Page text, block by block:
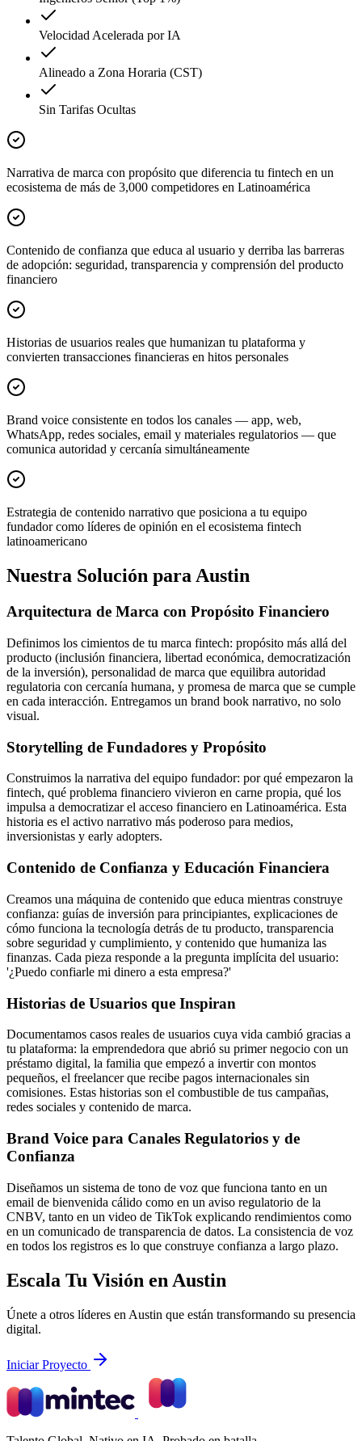
Velocidad Acelerada por IA
Alineado a Zona Horaria (CST)
Sin Tarifas Ocultas
Narrativa de marca con propósito que diferencia tu fintech en un
ecosistema de más de 3,000 competidores en Latinoamérica
Contenido de confianza que educa al usuario y derriba las barreras
de adopción: seguridad, transparencia y comprensión del producto
financiero
Historias de usuarios reales que humanizan tu plataforma y
convierten transacciones financieras en hitos personales
Brand voice consistente en todos los canales — app, web,
WhatsApp, redes sociales, email y materiales regulatorios — que
comunica autoridad y cercanía simultáneamente
Estrategia de contenido narrativo que posiciona a tu equipo
fundador como líderes de opinión en el ecosistema fintech
latinoamericano
Nuestra Solución para Austin
Arquitectura de Marca con Propósito Financiero
Definimos los cimientos de tu marca fintech: propósito más allá del
producto (inclusión financiera, libertad económica, democratización
de la inversión), personalidad de marca que equilibra autoridad
regulatoria con cercanía humana, y promesa de marca que se cumple
en cada interacción. Entregamos un brand book narrativo, no solo
visual.
Storytelling de Fundadores y Propósito
Construimos la narrativa del equipo fundador: por qué empezaron la
fintech, qué problema financiero vivieron en carne propia, qué los
impulsa a democratizar el acceso financiero en Latinoamérica. Esta
historia es el activo narrativo más poderoso para medios,
inversionistas y early adopters.
Contenido de Confianza y Educación Financiera
Creamos una máquina de contenido que educa mientras construye
confianza: guías de inversión para principiantes, explicaciones de
cómo funciona la tecnología detrás de tu producto, transparencia
sobre seguridad y cumplimiento, y contenido que humaniza las
finanzas. Cada pieza responde a la pregunta implícita del usuario:
'¿Puedo confiarle mi dinero a esta empresa?'
Historias de Usuarios que Inspiran
Documentamos casos reales de usuarios cuya vida cambió gracias a
tu plataforma: la emprendedora que abrió su primer negocio con un
préstamo digital, la familia que empezó a invertir con montos
pequeños, el freelancer que recibe pagos internacionales sin
comisiones. Estas historias son el combustible de tus campañas,
redes sociales y contenido de marca.
Brand Voice para Canales Regulatorios y de
Confianza
Diseñamos un sistema de tono de voz que funciona tanto en un
email de bienvenida cálido como en un aviso regulatorio de la
CNBV, tanto en un video de TikTok explicando rendimientos como
en un comunicado de transparencia de datos. La consistencia de voz
en todos los registros es lo que construye confianza a largo plazo.
Escala Tu Visión en Austin
Únete a otros líderes en Austin que están transformando su presencia
digital.
Iniciar Proyecto